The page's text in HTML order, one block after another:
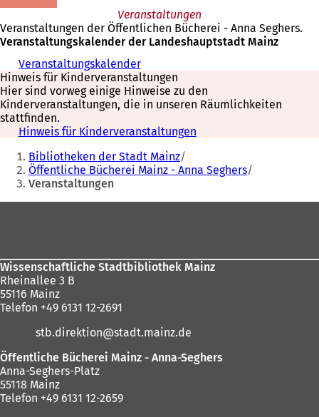
Veranstaltungen
Veranstaltungen der Öffentlichen Bücherei - Anna Seghers.
Veranstaltungskalender der Landeshauptstadt Mainz
Veranstaltungskalender(
Ö
f
f
e
i
n
i
e
a
)
Hinweis für Kinderveranstaltungen
Hier sind vorweg einige Hinweise zu den
Kinderveranstaltungen, die in unseren Räumlichkeiten
stattfinden.
Hinweis für Kinderveranstaltungen
Sie
befinden
sich
hier:
Bibliotheken der Stadt Mainz
Öffentliche Bücherei Mainz - Anna Seghers
Veranstaltungen
Wissenschaftliche Stadtbibliothek Mainz
Rheinallee 3 B
55116 Mainz
Telefon +49 6131 12-2691
stb.direktion
stadt.mainz de
Öffentliche Bücherei Mainz - Anna-Seghers
Anna-Seghers-Platz
55118 Mainz
Telefon +49 6131 12-2659